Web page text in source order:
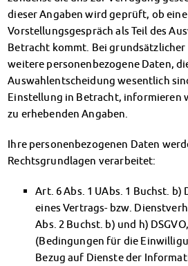
dieser Angaben wird geprüft, ob
Vorstellungsgespräch als Teil des
Betracht kommt. Bei
weitere personenbezogene Daten,
Auswahlentscheidung wesentlich
Einstellung in Betracht, informieren
zu erhebenden Angaben.
Ihre personenbezogenen Daten
Rechtsgrundlagen verarbeitet:
Art. 6 Abs. 1 UAbs. 1 Buchst. b)
eines Vertrags- bzw.
Abs. 2 Buchst. b) und h)
(Bedingungen für die
Bezug auf Dienste der